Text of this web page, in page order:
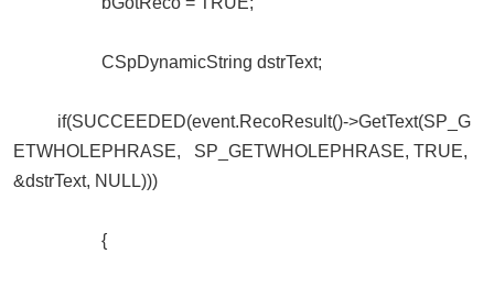
CSpDynamicString dstrText;
if(SUCCEEDED(event.RecoResult()->GetText(SP_G
ETWHOLEPHRASE, SP_GETWHOLEPHRASE, TRUE,
&dstrText, NULL)))
{